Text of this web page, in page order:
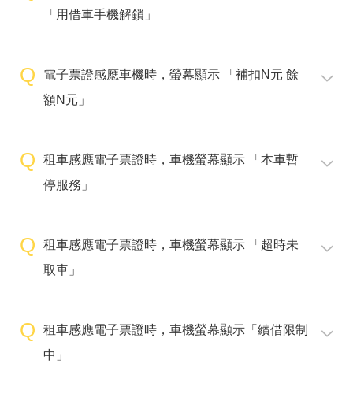
「用借車手機解鎖」
電子票證感應車機時，螢幕顯示 「補扣N元 餘
額N元」
租車感應電子票證時，車機螢幕顯示 「本車暫
停服務」
租車感應電子票證時，車機螢幕顯示 「超時未
取車」
租車感應電子票證時，車機螢幕顯示「續借限制
中」